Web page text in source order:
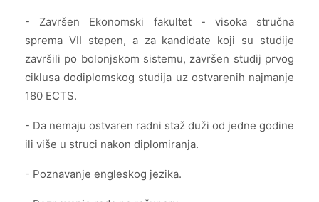
- Završen Ekonomski fakultet - visoka stručna
sprema VII stepen, a za kandidate koji su studije
završili po bolonjskom sistemu, završen studij prvog
ciklusa dodiplomskog studija uz ostvarenih najmanje
180 ECTS.
- Da nemaju ostvaren radni staž duži od jedne godine
ili više u struci nakon diplomiranja.
- Poznavanje engleskog jezika.